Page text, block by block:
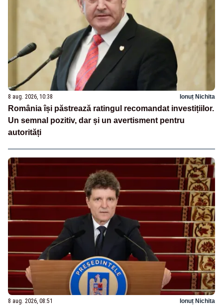
8 aug. 2026, 10:38 Ionuț Nichita
România își păstrează ratingul recomandat investițiilor.
Un semnal pozitiv, dar și un avertisment pentru
autorități
8 aug. 2026, 08:51 Ionuț Nichita